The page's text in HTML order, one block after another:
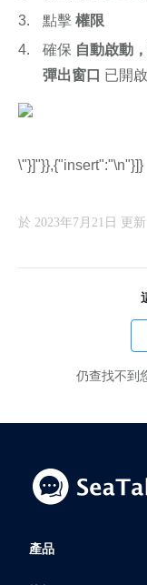
點擊 權限
確保 自動啟動
彈出窗口 已開啟
\"}]"}},{"insert":"\n"}]}
於 2023年7月21日 更新
仍查找不到
產品